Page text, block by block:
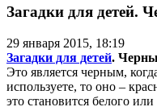
Загадки для детей.
29 января 2015, 18:19
Загадки для детей.
Это является черным,
используете, то оно –
это становится белого